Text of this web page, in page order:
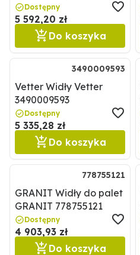
778755240
Dostępny
5 592,20 zł
Do koszyka
3490009593
Vetter Widły Vetter
3490009593
Dostępny
5 335,28 zł
Do koszyka
778755121
GRANIT Widły do palet
GRANIT 778755121
Dostępny
4 903,93 zł
Do koszyka